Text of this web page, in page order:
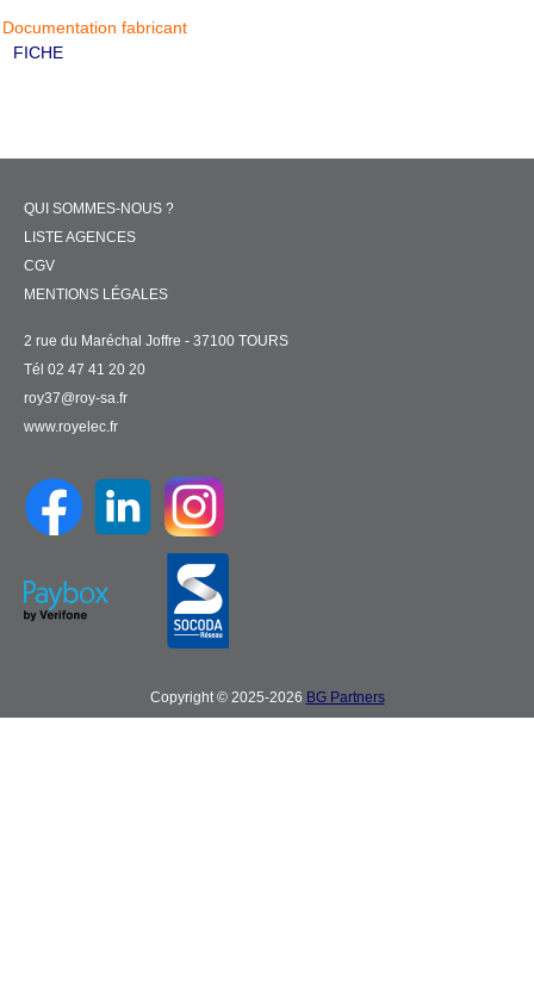
Documentation fabricant
FICHE
QUI SOMMES-NOUS ?
LISTE AGENCES
CGV
MENTIONS LÉGALES
2 rue du Maréchal Joffre - 37100 TOURS
Tél 02 47 41 20 20
roy37@roy-sa.fr
www.royelec.fr
Copyright © 2025-2026 BG Partners